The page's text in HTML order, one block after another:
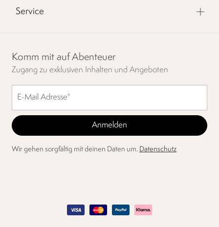
Service
Komm mit auf Abenteuer
Zugang zu exklusiven Inhalten und Angeboten
Wir gehen sorgfältig mit deinen Daten um. Datenschutz